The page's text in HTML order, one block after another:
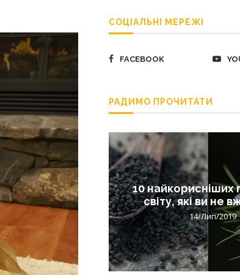
СОЦІАЛЬНІ МЕРЕЖІ
FACEBOOK
РАДИМО ПРОЧИТАТИ
рецепт
супа доктора
без...
2021
10 найкорисніших
світу, які ви не
14/Лип/2019